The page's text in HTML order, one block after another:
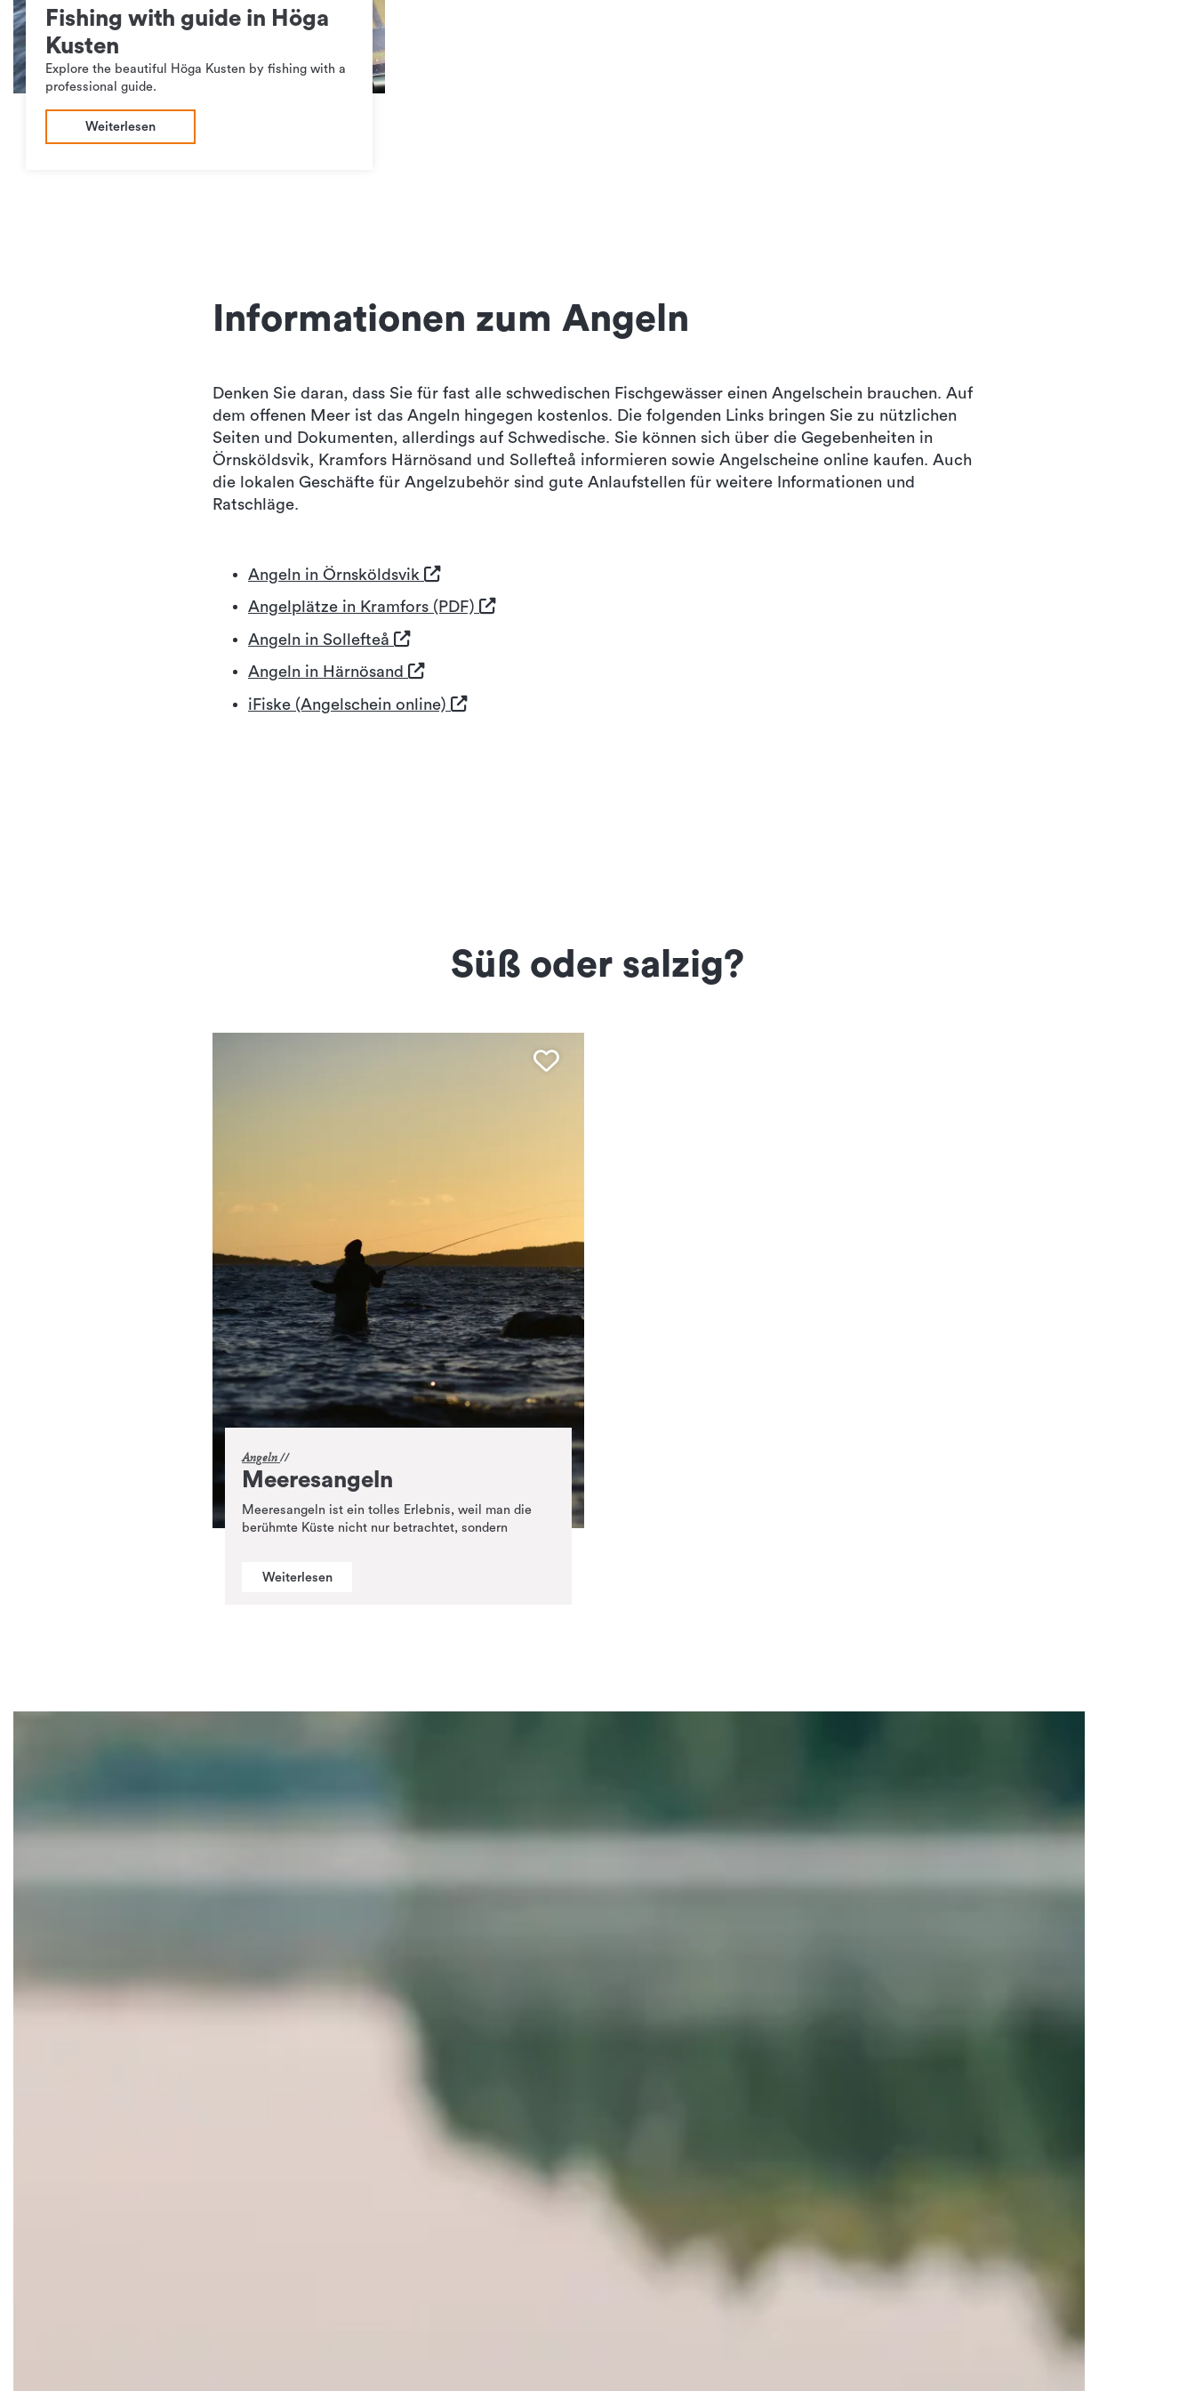
Fishing with guide in Höga
Kusten
Explore the beautiful Höga Kusten by fishing with a
professional guide.
Weiterlesen
Informationen zum Angeln
Denken Sie daran, dass Sie für fast alle schwedischen Fischgewässer einen Angelschein brauchen. Auf
dem offenen Meer ist das Angeln hingegen kostenlos. Die folgenden Links bringen Sie zu nützlichen
Seiten und Dokumenten, allerdings auf Schwedische. Sie können sich über die Gegebenheiten in
Örnsköldsvik, Kramfors Härnösand und Sollefteå informieren sowie Angelscheine online kaufen. Auch
die lokalen Geschäfte für Angelzubehör sind gute Anlaufstellen für weitere Informationen und
Ratschläge.
Angeln in Örnsköldsvik
Angelplätze in Kramfors (PDF)
Angeln in Sollefteå
Angeln in Härnösand
iFiske (Angelschein online)
Süß oder salzig?
Angeln
Meeresangeln
Meeresangeln ist ein tolles Erlebnis, weil man die
berühmte Küste nicht nur betrachtet, sondern
Weiterlesen